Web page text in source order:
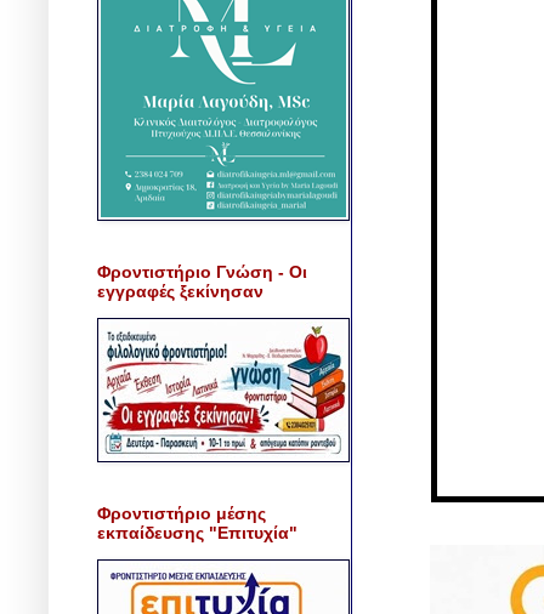
Φροντιστήριο Γνώση - Οι
εγγραφές ξεκίνησαν
Φροντιστήριο μέσης
εκπαίδευσης "Επιτυχία"